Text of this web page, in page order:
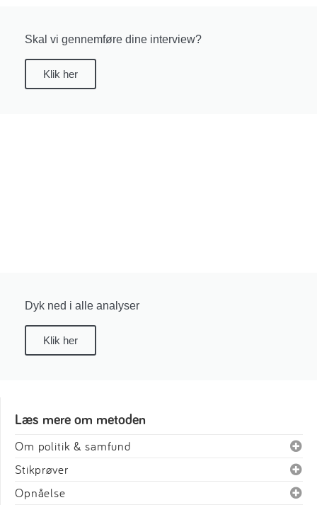
Skal vi gennemføre dine interview?
Klik her
Dyk ned i alle analyser
Klik her
Læs mere om metoden
Om politik & samfund
Stikprøver
Opnåelse